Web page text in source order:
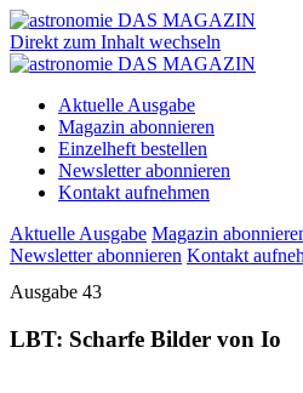
Direkt zum Inhalt wechseln
Aktuelle Ausgabe
Magazin abonnieren
Einzelheft bestellen
Newsletter abonnieren
Kontakt aufnehmen
Aktuelle Ausgabe Magazin
Newsletter abonnieren Kontakt
Ausgabe 43
LBT: Scharfe Bilder von Io